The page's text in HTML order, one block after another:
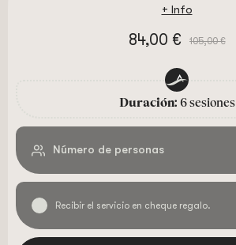
+ Info
84,00 € 105,00 €
Duración: 6 sesiones
Número de personas
Recibir el servicio en cheque regalo.